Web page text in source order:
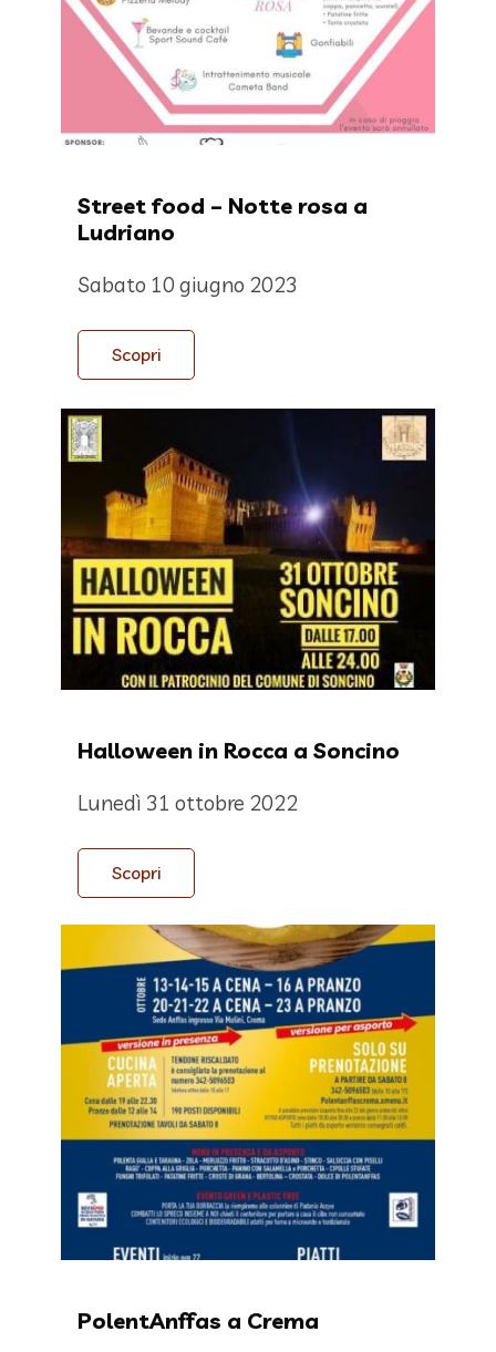
Street food – Notte rosa a
Ludriano
Sabato 10 giugno 2023
Scopri
Halloween in Rocca a Soncino
Lunedì 31 ottobre 2022
Scopri
PolentAnffas a Crema